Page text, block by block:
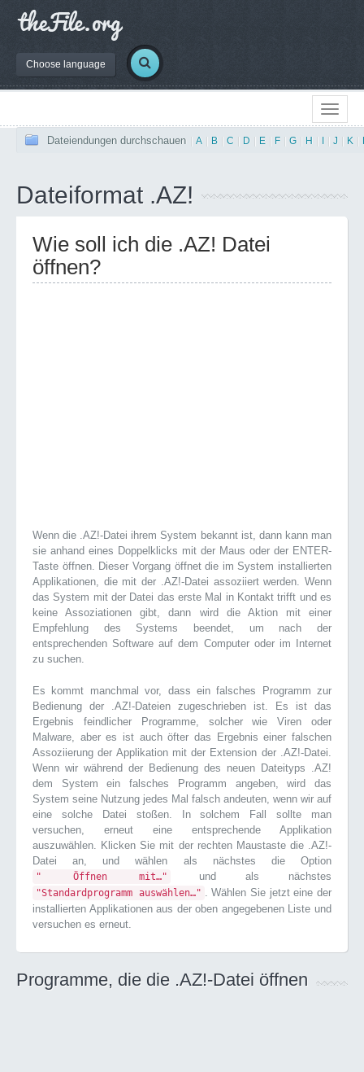
Choose language
Dateiendungen durchschauen A B C D E F G H J K
Dateiformat .AZ!
Wie soll ich die .AZ! Datei
öffnen?
Wenn die .AZ!-Datei ihrem System bekannt ist, dann kann man
sie anhand eines Doppelklicks mit der Maus oder der ENTER-
Taste öffnen. Dieser Vorgang öffnet die im System installierten
Applikationen, die mit der .AZ!-Datei assoziiert werden. Wenn
das System mit der Datei das erste Mal in Kontakt trifft und es
keine Assoziationen gibt, dann wird die Aktion mit einer
Empfehlung des Systems beendet, um nach der
entsprechenden Software auf dem Computer oder im Internet
zu suchen.
Es kommt manchmal vor, dass ein falsches Programm zur
Bedienung der .AZ!-Dateien zugeschrieben ist. Es ist das
Ergebnis feindlicher Programme, solcher wie Viren oder
Malware, aber es ist auch öfter das Ergebnis einer falschen
Assoziierung der Applikation mit der Extension der .AZ!-Datei.
Wenn wir während der Bedienung des neuen Dateityps .AZ!
dem System ein falsches Programm angeben, wird das
System seine Nutzung jedes Mal falsch andeuten, wenn wir auf
eine solche Datei stoßen. In solchem Fall sollte man
versuchen, erneut eine entsprechende Applikation
auszuwählen. Klicken Sie mit der rechten Maustaste die .AZ!-
Datei an, und wählen als nächstes die Option
" Öffnen mit…" und als nächstes
"Standardprogramm auswählen…" . Wählen Sie jetzt eine der
installierten Applikationen aus der oben angegebenen Liste und
versuchen es erneut.
Programme, die die .AZ!-Datei öffnen